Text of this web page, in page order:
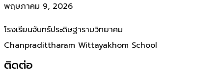
พฤษภาคม 9, 2026
โรงเรียนจันทร์ประดิษฐารามวิทยาคม
Chanpradittharam Wittayakhom School
ติดต่อ